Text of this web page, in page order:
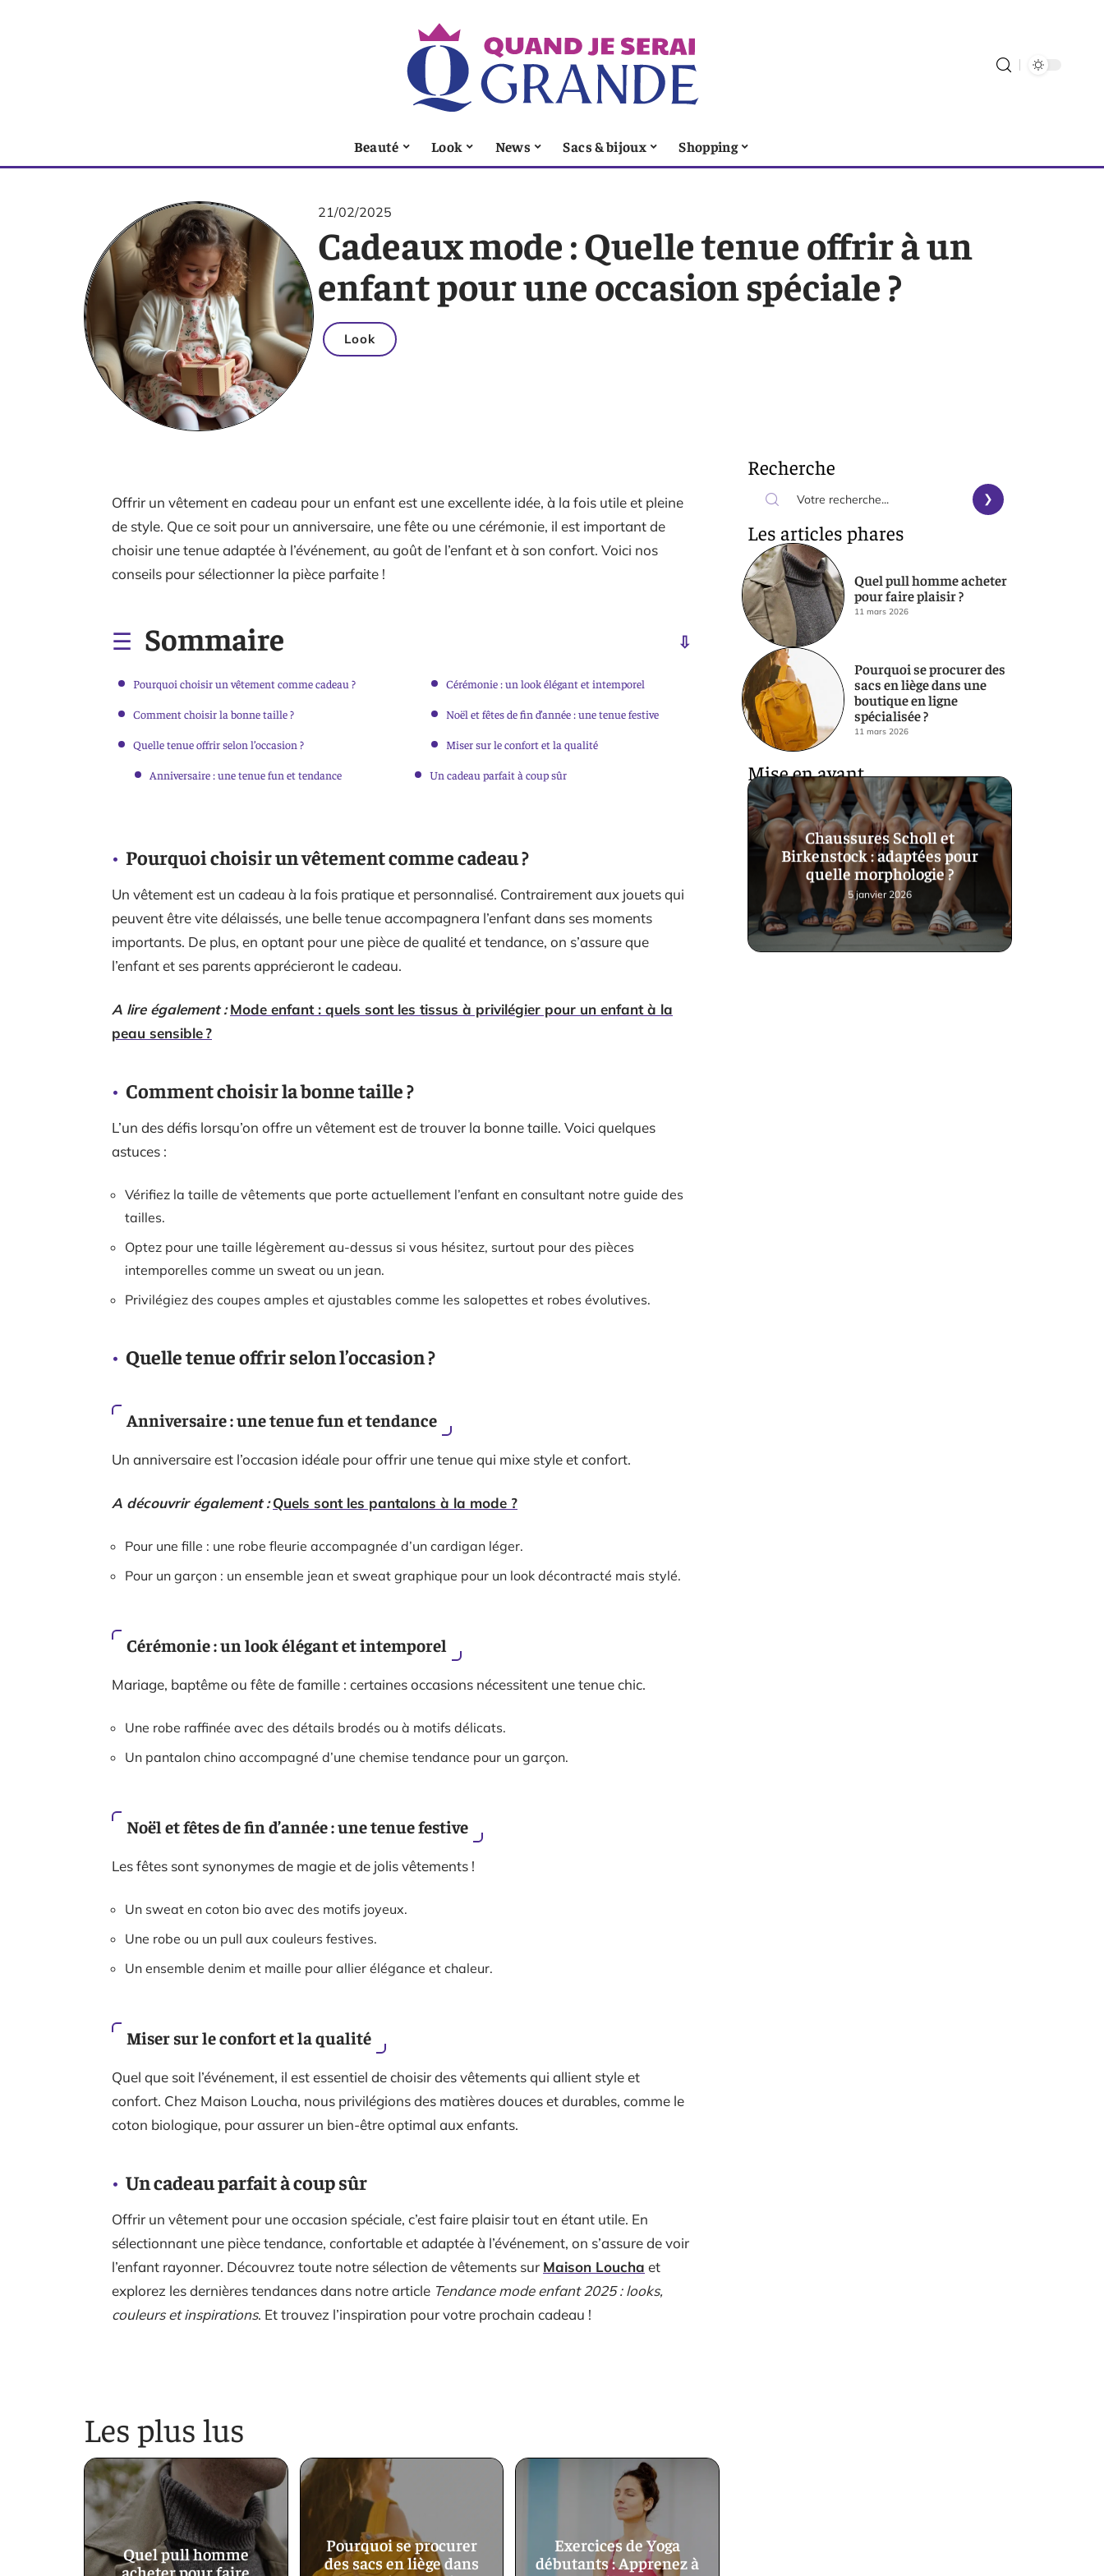
Beauté Look News Sacs & bijoux Shopping
21/02/2025
Cadeaux mode : Quelle tenue offrir à un
enfant pour une occasion spéciale ?
Look
Offrir un vêtement en cadeau pour un enfant est une excellente idée, à la fois utile et pleine
de style. Que ce soit pour un anniversaire, une fête ou une cérémonie, il est important de
choisir une tenue adaptée à l’événement, au goût de l’enfant et à son confort. Voici nos
conseils pour sélectionner la pièce parfaite !
Sommaire
Pourquoi choisir un vêtement comme cadeau ?
Comment choisir la bonne taille ?
Quelle tenue offrir selon l’occasion ?
Anniversaire : une tenue fun et tendance
Cérémonie : un look élégant et intemporel
Noël et fêtes de fin d’année : une tenue festive
Miser sur le confort et la qualité
Un cadeau parfait à coup sûr
Pourquoi choisir un vêtement comme cadeau ?
Un vêtement est un cadeau à la fois pratique et personnalisé. Contrairement aux jouets qui
peuvent être vite délaissés, une belle tenue accompagnera l’enfant dans ses moments
importants. De plus, en optant pour une pièce de qualité et tendance, on s’assure que
l’enfant et ses parents apprécieront le cadeau.
A lire également : Mode enfant : quels sont les tissus à privilégier pour un enfant à la
peau sensible ?
Comment choisir la bonne taille ?
L’un des défis lorsqu’on offre un vêtement est de trouver la bonne taille. Voici quelques
astuces :
Vérifiez la taille de vêtements que porte actuellement l’enfant en consultant notre guide des
tailles.
Optez pour une taille légèrement au-dessus si vous hésitez, surtout pour des pièces
intemporelles comme un sweat ou un jean.
Privilégiez des coupes amples et ajustables comme les salopettes et robes évolutives.
Quelle tenue offrir selon l’occasion ?
Anniversaire : une tenue fun et tendance
Un anniversaire est l’occasion idéale pour offrir une tenue qui mixe style et confort.
A découvrir également : Quels sont les pantalons à la mode ?
Pour une fille : une robe fleurie accompagnée d’un cardigan léger.
Pour un garçon : un ensemble jean et sweat graphique pour un look décontracté mais stylé.
Cérémonie : un look élégant et intemporel
Mariage, baptême ou fête de famille : certaines occasions nécessitent une tenue chic.
Une robe raffinée avec des détails brodés ou à motifs délicats.
Un pantalon chino accompagné d’une chemise tendance pour un garçon.
Noël et fêtes de fin d’année : une tenue festive
Les fêtes sont synonymes de magie et de jolis vêtements !
Un sweat en coton bio avec des motifs joyeux.
Une robe ou un pull aux couleurs festives.
Un ensemble denim et maille pour allier élégance et chaleur.
Miser sur le confort et la qualité
Quel que soit l’événement, il est essentiel de choisir des vêtements qui allient style et
confort. Chez Maison Loucha, nous privilégions des matières douces et durables, comme le
coton biologique, pour assurer un bien-être optimal aux enfants.
Un cadeau parfait à coup sûr
Offrir un vêtement pour une occasion spéciale, c’est faire plaisir tout en étant utile. En
sélectionnant une pièce tendance, confortable et adaptée à l’événement, on s’assure de voir
l’enfant rayonner. Découvrez toute notre sélection de vêtements sur Maison Loucha et
explorez les dernières tendances dans notre article Tendance mode enfant 2025 : looks,
couleurs et inspirations. Et trouvez l’inspiration pour votre prochain cadeau !
Les plus lus
Quel pull homme
Pourquoi se procurer
des sacs en liège dans
Exercices de Yoga
débutants : Apprenez à
Recherche
Les articles phares
Quel pull homme acheter
pour faire plaisir ?
11 mars 2026
Pourquoi se procurer des
sacs en liège dans une
boutique en ligne
spécialisée ?
11 mars 2026
Mise en avant
Chaussures Scholl et
Birkenstock : adaptées pour
quelle morphologie ?
5 janvier 2026